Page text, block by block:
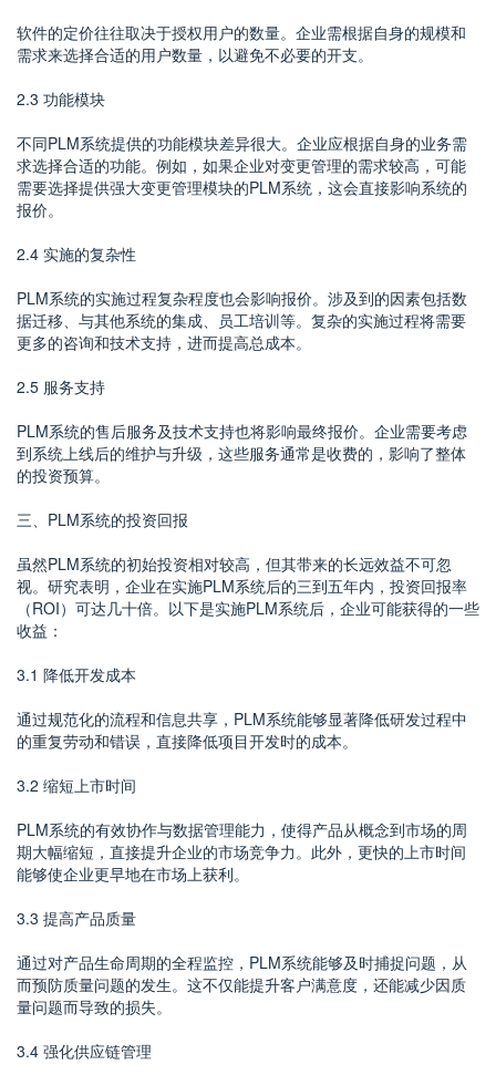
软件的定价往往取决于授权用户的数量。企业需根据自身的规模和
需求来选择合适的用户数量，以避免不必要的开支。
2.3 功能模块
不同PLM系统提供的功能模块差异很大。企业应根据自身的业务需
求选择合适的功能。例如，如果企业对变更管理的需求较高，可能
需要选择提供强大变更管理模块的PLM系统，这会直接影响系统的
报价。
2.4 实施的复杂性
PLM系统的实施过程复杂程度也会影响报价。涉及到的因素包括数
据迁移、与其他系统的集成、员工培训等。复杂的实施过程将需要
更多的咨询和技术支持，进而提高总成本。
2.5 服务支持
PLM系统的售后服务及技术支持也将影响最终报价。企业需要考虑
到系统上线后的维护与升级，这些服务通常是收费的，影响了整体
的投资预算。
三、PLM系统的投资回报
虽然PLM系统的初始投资相对较高，但其带来的长远效益不可忽
视。研究表明，企业在实施PLM系统后的三到五年内，投资回报率
（ROI）可达几十倍。以下是实施PLM系统后，企业可能获得的一些
收益：
3.1 降低开发成本
通过规范化的流程和信息共享，PLM系统能够显著降低研发过程中
的重复劳动和错误，直接降低项目开发时的成本。
3.2 缩短上市时间
PLM系统的有效协作与数据管理能力，使得产品从概念到市场的周
期大幅缩短，直接提升企业的市场竞争力。此外，更快的上市时间
能够使企业更早地在市场上获利。
3.3 提高产品质量
通过对产品生命周期的全程监控，PLM系统能够及时捕捉问题，从
而预防质量问题的发生。这不仅能提升客户满意度，还能减少因质
量问题而导致的损失。
3.4 强化供应链管理